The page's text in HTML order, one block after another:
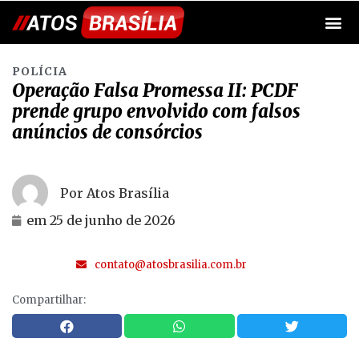
POLÍCIA
Operação Falsa Promessa II: PCDF
prende grupo envolvido com falsos
anúncios de consórcios
Por Atos Brasília
em 25 de junho de 2026
contato@atosbrasilia.com.br
Compartilhar: